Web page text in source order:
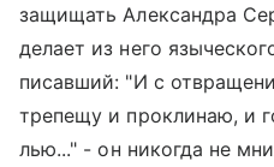
защищать Александра
делает из него
писавший: "И с
трепещу и проклинаю, и
лью..." - он никогда не